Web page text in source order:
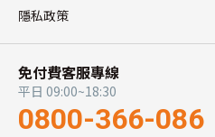
隱私政策
免付費客服專線
平日 09:00~18:30
0800-366-086